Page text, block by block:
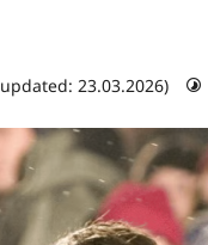
23.03.2026)